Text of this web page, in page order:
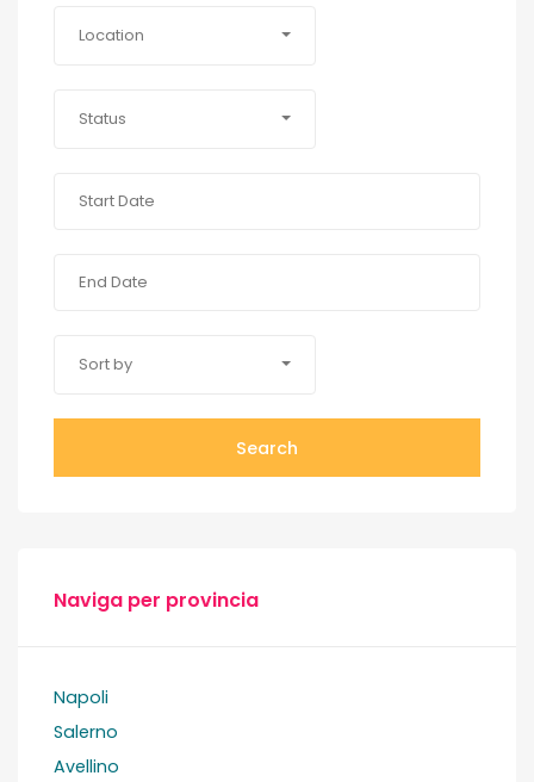
Location
Status
Sort by
Search
Naviga per provincia
Napoli
Salerno
Avellino